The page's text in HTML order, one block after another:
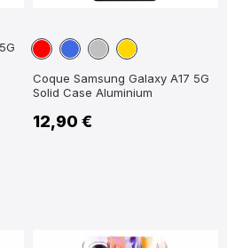
Rouge
BleuArgent
Or
Coque Samsung Galaxy A17 5G
Solid Case Aluminium
12,90 €